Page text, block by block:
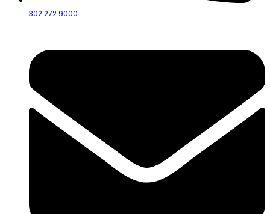
302 272 9000